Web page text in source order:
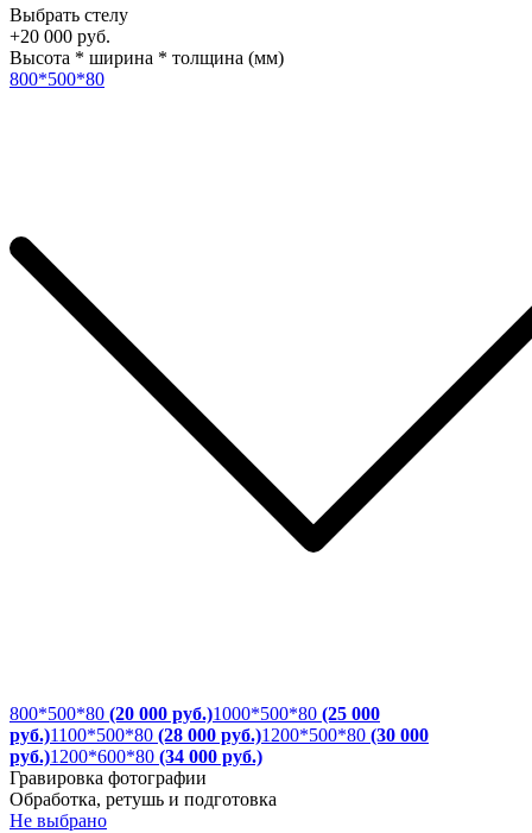
Выбрать стелу
+20 000 руб.
Высота * ширина * толщина (мм)
800*500*80
800*500*80 (20 000 руб.)1000*500*80 (25 000
руб.)1100*500*80 (28 000 руб.)1200*500*80 (30 000
руб.)1200*600*80 (34 000 руб.)
Гравировка фотографии
Обработка, ретушь и подготовка
Не выбрано